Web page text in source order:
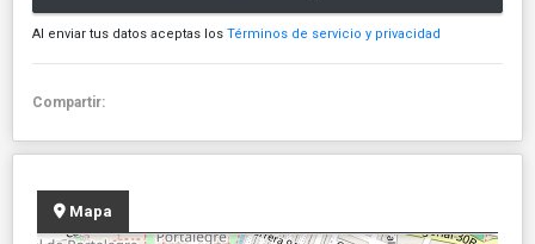
Al enviar tus datos aceptas los Términos de servicio y privacidad
Compartir:
Mapa